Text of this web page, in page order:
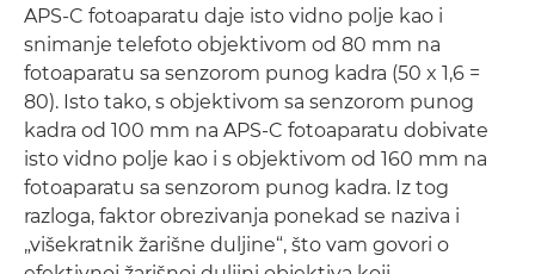
APS-C fotoaparatu daje isto vidno polje kao i
snimanje telefoto objektivom od 80 mm na
fotoaparatu sa senzorom punog kadra (50 x 1,6 =
80). Isto tako, s objektivom sa senzorom punog
kadra od 100 mm na APS-C fotoaparatu dobivate
isto vidno polje kao i s objektivom od 160 mm na
fotoaparatu sa senzorom punog kadra. Iz tog
razloga, faktor obrezivanja ponekad se naziva i
„višekratnik žarišne duljine“, što vam govori o